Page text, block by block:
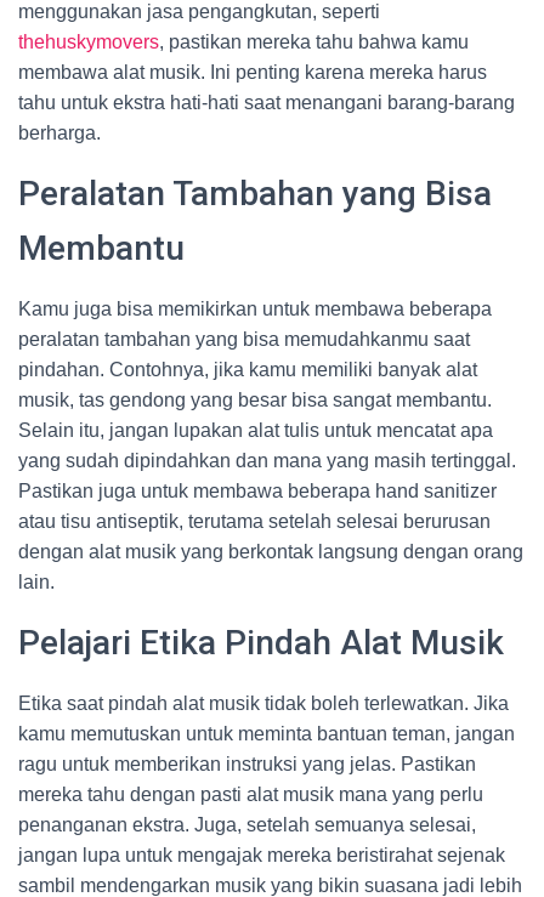
menggunakan jasa pengangkutan, seperti
thehuskymovers, pastikan mereka tahu bahwa kamu
membawa alat musik. Ini penting karena mereka harus
tahu untuk ekstra hati-hati saat menangani barang-barang
berharga.
Peralatan Tambahan yang Bisa
Membantu
Kamu juga bisa memikirkan untuk membawa beberapa
peralatan tambahan yang bisa memudahkanmu saat
pindahan. Contohnya, jika kamu memiliki banyak alat
musik, tas gendong yang besar bisa sangat membantu.
Selain itu, jangan lupakan alat tulis untuk mencatat apa
yang sudah dipindahkan dan mana yang masih tertinggal.
Pastikan juga untuk membawa beberapa hand sanitizer
atau tisu antiseptik, terutama setelah selesai berurusan
dengan alat musik yang berkontak langsung dengan orang
lain.
Pelajari Etika Pindah Alat Musik
Etika saat pindah alat musik tidak boleh terlewatkan. Jika
kamu memutuskan untuk meminta bantuan teman, jangan
ragu untuk memberikan instruksi yang jelas. Pastikan
mereka tahu dengan pasti alat musik mana yang perlu
penanganan ekstra. Juga, setelah semuanya selesai,
jangan lupa untuk mengajak mereka beristirahat sejenak
sambil mendengarkan musik yang bikin suasana jadi lebih